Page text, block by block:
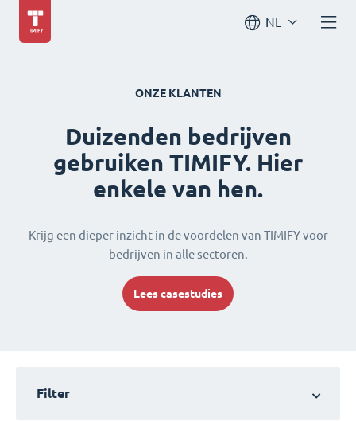
NL
ONZE KLANTEN
Duizenden bedrijven
gebruiken TIMIFY. Hier
enkele van hen.
Krijg een dieper inzicht in de voordelen van TIMIFY voor
bedrijven in alle sectoren.
Lees casestudies
Filter